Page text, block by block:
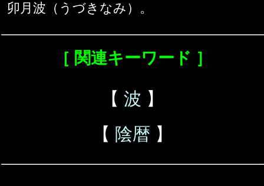
卯月波（うづきなみ）。
［ 関連キーワード ］
【 波 】
【 陰暦 】